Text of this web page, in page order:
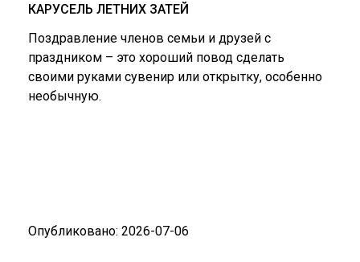
КАРУСЕЛЬ ЛЕТНИХ ЗАТЕЙ
Поздравление членов семьи и друзей с
праздником – это хороший повод сделать
своими руками сувенир или открытку, особенно
необычную.
Опубликовано: 2026-07-06